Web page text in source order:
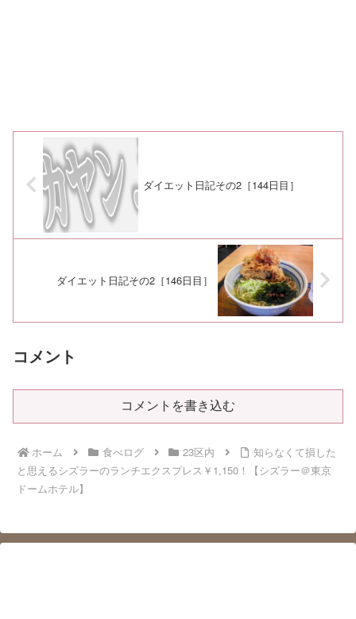
ダイエット日記その2［144日目］
ダイエット日記その2［146日目］
コメント
コメントを書き込む
ホーム 食べログ 23区内
知らなくて損した
と思えるシズラーのランチエクスプレス￥1,150！【シズラー＠東京
ドームホテル】